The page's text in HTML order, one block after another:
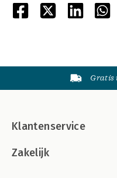
Gratis
Klantenservice
Zakelijk